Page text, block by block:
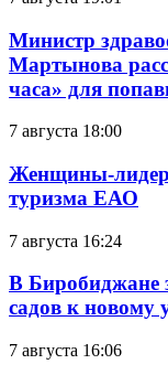
Министр
Мартынова
часа» для
7 августа 18:00
Женщины-
туризма ЕАО
7 августа 16:24
В Биробиджане
садов к новому
7 августа 16:06